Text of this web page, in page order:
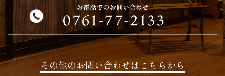
その他のお問い合わせはこちらから